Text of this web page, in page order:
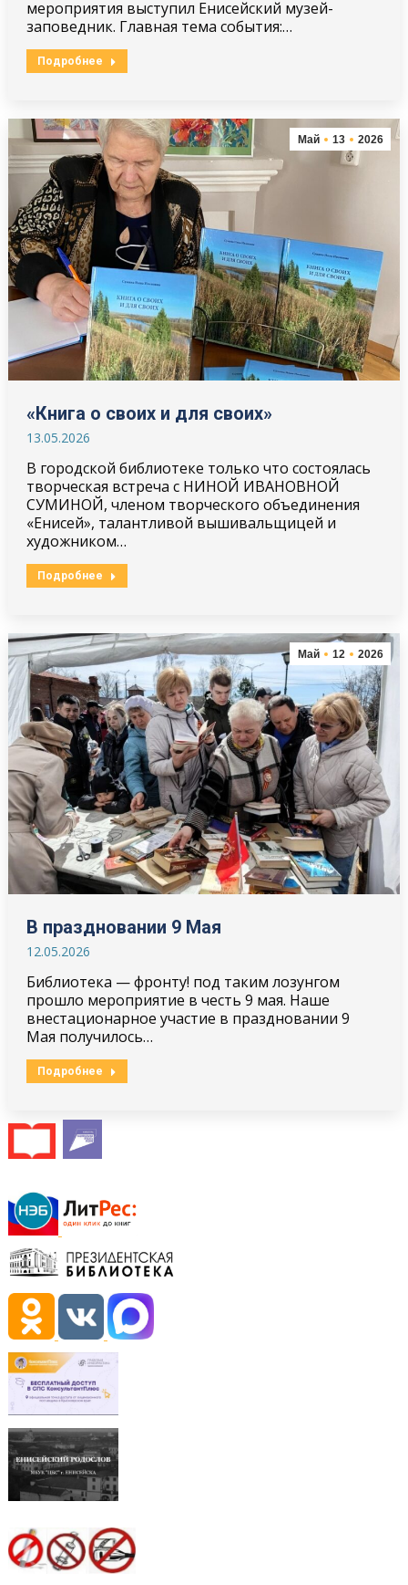
мероприятия выступил Енисейский музей-
заповедник. Главная тема события:…
Подробнее
Май 13 2026
«Книга о своих и для своих»
13.05.2026
В городской библиотеке только что состоялась
творческая встреча с НИНОЙ ИВАНОВНОЙ
СУМИНОЙ, членом творческого объединения
«Енисей», талантливой вышивальщицей и
художником…
Подробнее
Май 12 2026
В праздновании 9 Мая
12.05.2026
Библиотека — фронту! под таким лозунгом
прошло мероприятие в честь 9 мая. Наше
внестационарное участие в праздновании 9
Мая получилось…
Подробнее